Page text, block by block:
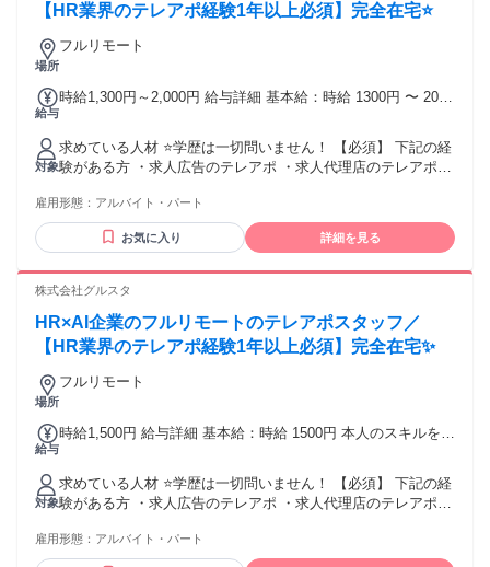
【HR業界のテレアポ経験1年以上必須】完全在宅⭐
場所
フルリモート
給与
時給1,300円～2,000円 給与詳細 基本給：時給 1300円 〜 2000
応じて時給が変動） 「フルタイムじゃなくても、しっかり安
定収入！」 「頑張りに応じて時給もぐんぐんUP！」
対象
求めている人材 ⭐学歴は一切問いません！ 【必須】 下記の経
験がある方 ・求人広告のテレアポ ・求人代理店のテレアポ
派遣のテレアポ ・採用代行会社でのテレアポ ・研修／人材育
成ツールのテレアポ テレフォンアポインター、カスタマーセ
ンター、お客様サポート、 コールセンター、コールスタッ
雇用形態： アルバイト・パート
お気に入り 詳細を見る
株式会社グルスタ
HR×AI企業のフルリモートのテレアポスタッフ／
【HR業界のテレアポ経験1年以上必須】完全在宅✨
場所
フルリモート
給与
時給1,500円 給与詳細 基本給：時給 1500円 本人のスキルを考
「フルタイムじゃなくても、しっかり安定収入！」 「頑張り
に応じて時給もぐんぐんUP！」
対象
求めている人材 ⭐学歴は一切問いません！ 【必須】 下記の経
験がある方 ・求人広告のテレアポ ・求人代理店のテレアポ
派遣のテレアポ ・採用代行会社でのテレアポ ・研修／人材育
成ツールのテレアポ テレフォンアポインター、カスタマーセ
雇用形態： アルバイト・パート